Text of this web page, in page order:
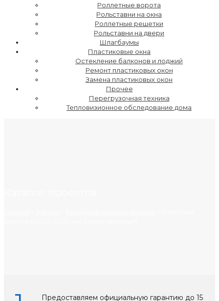
Роллетные ворота
Рольставни на окна
Роллетные решетки
Рольставни на двери
Шлагбаумы
Пластиковые окна
Остекление балконов и лоджий
Ремонт пластиковых окон
Замена пластиковых окон
Прочее
Перегрузочная техника
Тепловизионное обследование дома
Предоставляем официальную гарантию до 15